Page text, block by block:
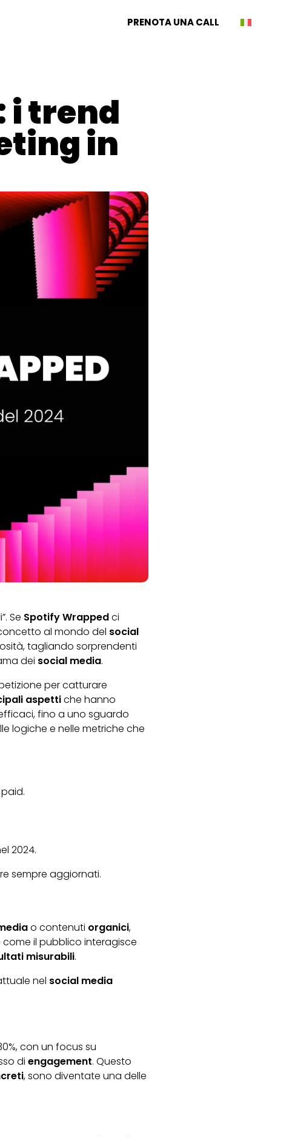
PRENOTA UNA CALL
i trend
in
Se Spotify Wrappedci
al mondo del social
tagliando sorprendenti
dei social media.
per catturare
aspettiche hanno
fino a uno sguardo
logiche e nelle metriche che
2024.
sempre aggiornati.
o contenuti organici,
il pubblico interagisce
misurabili.
nel social media
con un focus su
di engagement. Questo
, sono diventate una delle